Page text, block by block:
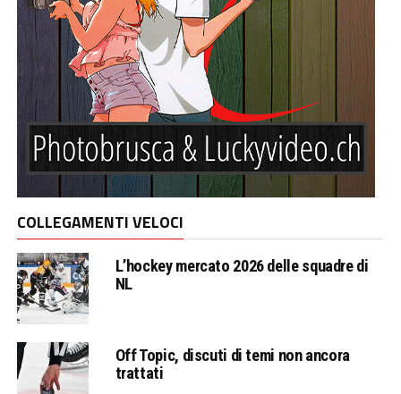
COLLEGAMENTI VELOCI
L’hockey mercato 2026 delle squadre di
NL
Off Topic, discuti di temi non ancora
trattati